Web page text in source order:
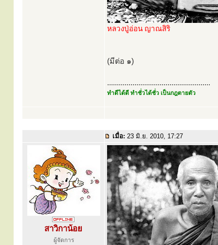
หลวงปู่อ่อน ญาณสิริ
(มีต่อ ๑)
.....................................................
ทำดีได้ดี ทำชั่วได้ชั่ว เป็นกฎตายตัว
เมื่อ: 23 มิ.ย. 2010, 17:27
สาวิกาน้อย
ผู้จัดการ